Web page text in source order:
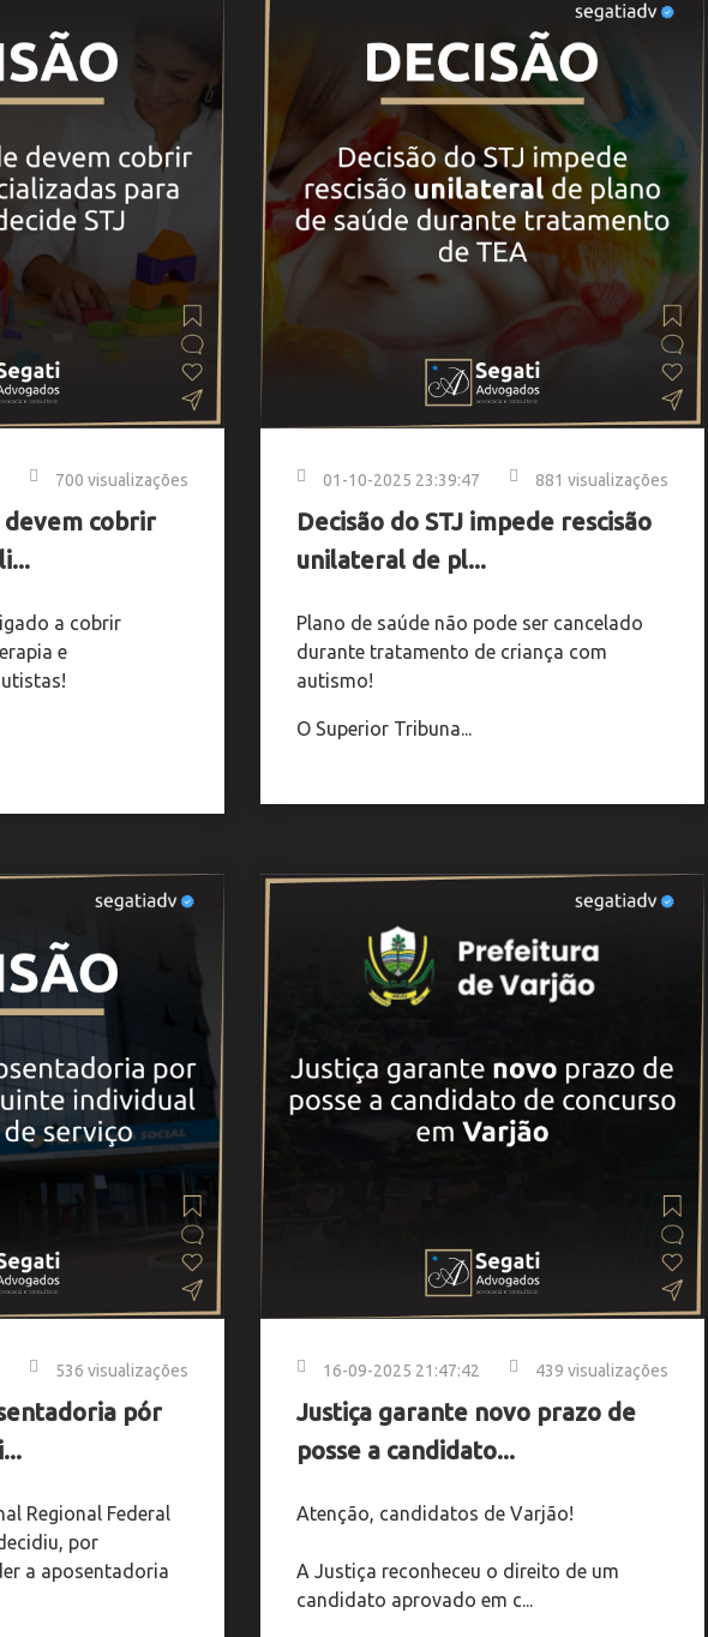
700 visualizações
devem cobrir
a cobrir
e
01-10-2025 23:39:47 881 visualizações
Decisão do STJ impede rescisão
unilateral de pl...
Plano de saúde não pode ser cancelado
durante tratamento de criança com
autismo!
O Superior Tribuna...
536 visualizações
pór
Regional Federal
por
a aposentadoria
16-09-2025 21:47:42 439 visualizações
Justiça garante novo prazo de
posse a candidato...
Atenção, candidatos de Varjão!
A Justiça reconheceu o direito de um
candidato aprovado em c...